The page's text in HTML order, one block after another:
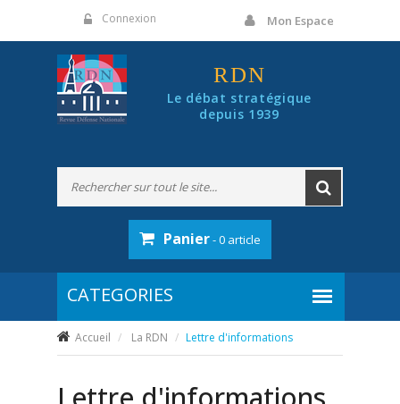
Connexion Mon Espace
RDN
Le débat stratégique
depuis 1939
Panier- 0 article
Accueil La RDN Lettre d'informations